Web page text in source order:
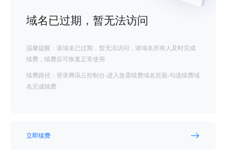
域名已过期，暂无法访问
温馨提醒：该域名已过期，暂无法访问，请域名所有人及时完成
续费，续费后可恢复正常使用
续费路径：登录腾讯云控制台-进入急需续费域名页面-勾选续费域
名完成续费
立即续费